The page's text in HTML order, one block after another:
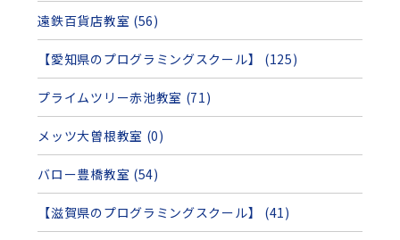
遠鉄百貨店教室 (56)
【愛知県のプログラミングスクール】 (125)
プライムツリー赤池教室 (71)
メッツ大曽根教室 (0)
バロー豊橋教室 (54)
【滋賀県のプログラミングスクール】 (41)